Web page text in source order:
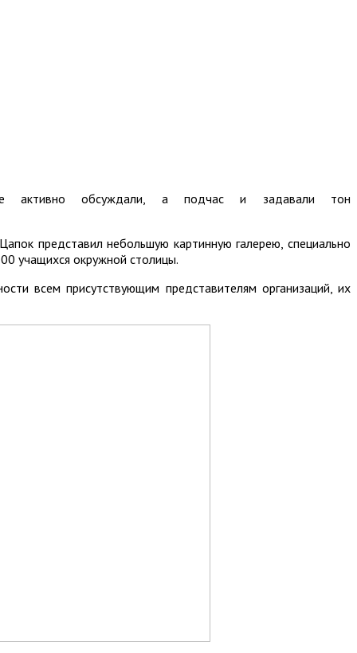
активно обсуждали, а подчас и задавали тон
представил небольшую картинную галерею, специально
учащихся окружной столицы.
всем присутствующим представителям организаций, их